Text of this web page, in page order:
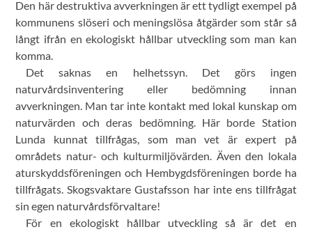
Den här destruktiva avverkningen är ett tydligt exempel på
kommunens slöseri och meningslösa åtgärder som står så
långt ifrån en ekologiskt hållbar utveckling som man kan
komma.
Det saknas en helhetssyn. Det görs ingen
naturvårdsinventering eller bedömning innan
avverkningen. Man tar inte kontakt med lokal kunskap om
naturvärden och deras bedömning. Här borde Station
Lunda kunnat tillfrågas, som man vet är expert på
områdets natur- och kulturmiljövärden. Även den lokala
aturskyddsföreningen och Hembygdsföreningen borde ha
tillfrågats. Skogsvaktare Gustafsson har inte ens tillfrågat
sin egen naturvårdsförvaltare!
För en ekologiskt hållbar utveckling så är det en